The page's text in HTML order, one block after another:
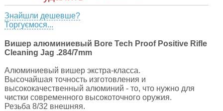
Знайшли дешевше?
Торгуємося...
Вишер алюминиевый Bore Tech Proof Positive Rifle
Cleaning Jag .284/7mm
Алюминиевый вишер экстра-класса.
Высочайшая точность изготовления и
высококачественный алюминий - то, что нужно для
чистки современного высокоточного оружия.
Резьба 8/32 внешняя.